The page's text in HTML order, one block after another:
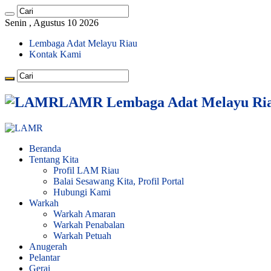
Senin , Agustus 10 2026
Lembaga Adat Melayu Riau
Kontak Kami
LAMR Lembaga Adat Melayu
Beranda
Tentang Kita
Profil LAM Riau
Balai Sesawang Kita, Profil Portal
Hubungi Kami
Warkah
Warkah Amaran
Warkah Penabalan
Warkah Petuah
Anugerah
Pelantar
Gerai